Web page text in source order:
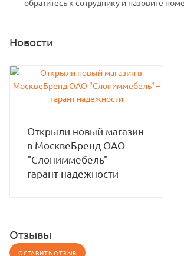
Новости
Открыли новый магазин
в МосквеБренд ОАО
"Слониммебель" –
гарант надежности
Отзывы
ОСТАВИТЬ ОТЗЫВ